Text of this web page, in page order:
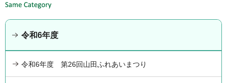
令和6年度
令和6年度 第26回山田ふれあいまつり